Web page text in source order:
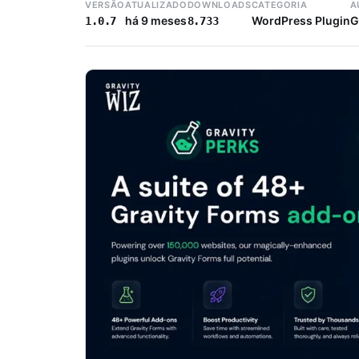
VERSÃO
1.0.7
ATUALIZADO
há 9 meses
DOWNLOADS
8.733
CATEGORIA
WordPress Plugin